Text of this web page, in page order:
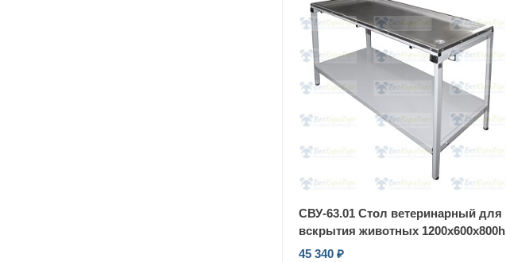
СВУ-63.01 Стол ветеринарный для
вскрытия животных 1200х600х800h
45 340 ₽